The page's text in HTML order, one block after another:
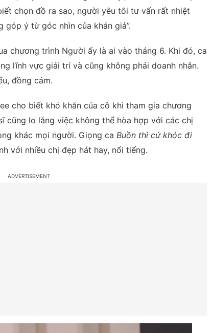
chọn đồ ra sao, người yêu tôi tư vấn rất nhiệt
góp ý từ góc nhìn của khán giả”.
chương trình Người ấy là ai vào tháng 6. Khi đó, ca
lĩnh vực giải trí và cũng không phải doanh nhân.
đồng cảm.
cho biết khó khăn của cô khi tham gia chương
cũng lo lắng việc không thể hòa hợp với các chị
khác mọi người. Giọng ca Buồn thì cứ khóc đi
với nhiều chị đẹp hát hay, nổi tiếng.